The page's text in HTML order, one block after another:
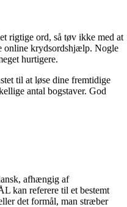
rigtige ord, så tøv ikke med at
online krydsordshjælp. Nogle
hurtigere.
til at løse dine fremtidige
antal bogstaver. God
afhængig af
kan referere til et bestemt
det formål, man stræber